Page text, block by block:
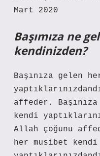
Mart 2020
Başımıza ne
kendinizden?
Başınıza gelen
affeder.
kendi
Allah çoğunu
her musibet